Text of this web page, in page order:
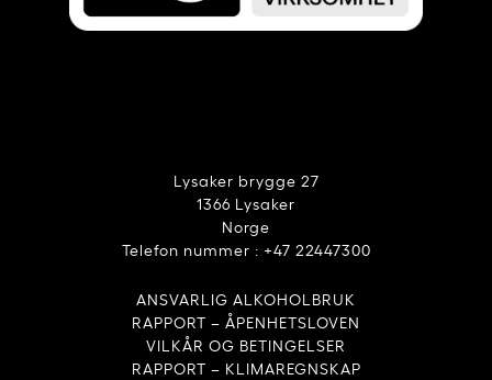
Lysaker brygge 27
1366 Lysaker
Norge
Telefon nummer : +47 22447300
ANSVARLIG ALKOHOLBRUK
RAPPORT – ÅPENHETSLOVEN
VILKÅR OG BETINGELSER
RAPPORT – KLIMAREGNSKAP